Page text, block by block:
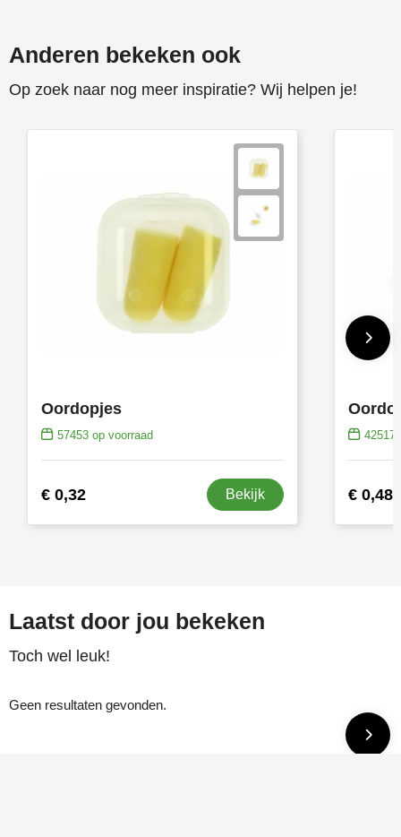
Anderen bekeken ook
Op zoek naar nog meer inspiratie? Wij helpen je!
Oordopjes
57453op voorraad
€ 0,32 Bekijk
42517
€ 0,48
Laatst door jou bekeken
Toch wel leuk!
Geen resultaten gevonden.